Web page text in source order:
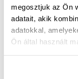
megosztjuk az Ön
adatait, akik
adatokkal,
Ön által használt
K bő felsőrésszel